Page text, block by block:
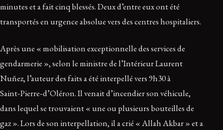
minutes et a fait cinq blessés. Deux d’entre eux ont été
transportés en urgence absolue vers des centres hospitaliers.
Après une « mobilisation exceptionnelle des services de
gendarmerie », selon le ministre de l’Intérieur Laurent
Nuñez, l’auteur des faits a été interpellé vers 9h30 à
Saint‑Pierre‑d’Oléron. Il venait d’incendier son véhicule,
dans lequel se trouvaient « une ou plusieurs bouteilles de
gaz ». Lors de son interpellation, il a crié « Allah Akbar » et a